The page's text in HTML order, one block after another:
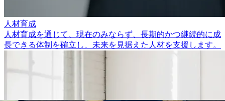
人材育成
人材育成を通じて、現在のみならず、長期的かつ継続的に成
長できる体制を確立し、未来を見据えた人材を支援します。